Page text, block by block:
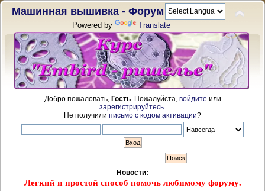
Машинная вышивка - Форум
Powered by Translate
Добро пожаловать, Гость. Пожалуйста, войдите или
зарегистрируйтесь
Не получили письмо с кодом активации?
Новости:
Легкий и простой способ помочь любимому форуму.